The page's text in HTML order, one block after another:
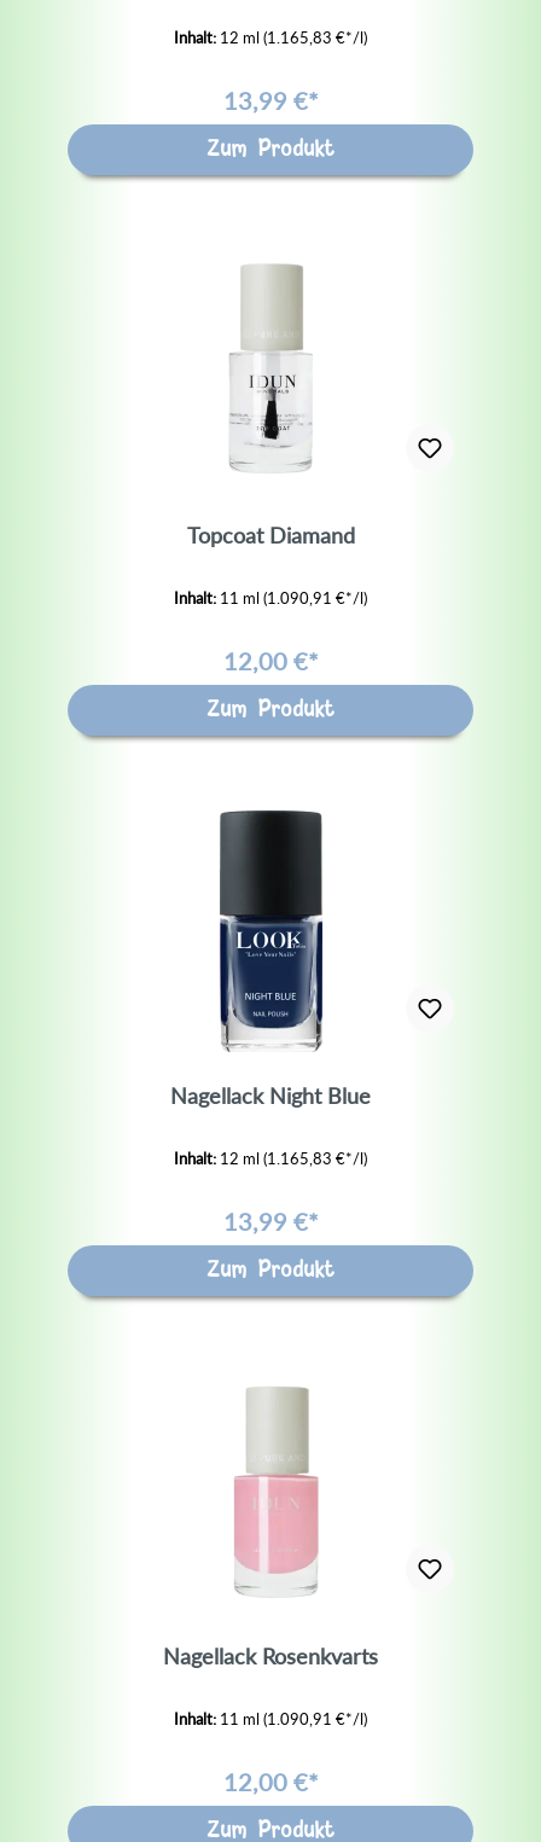
Inhalt: 12 ml(1.165,83 €*/l)
13,99 €*
Zum Produkt
Topcoat Diamand
Inhalt: 11 ml(1.090,91 €*/l)
12,00 €*
Zum Produkt
Nagellack Night Blue
Inhalt: 12 ml(1.165,83 €*/l)
13,99 €*
Zum Produkt
Nagellack Rosenkvarts
Inhalt: 11 ml(1.090,91 €*/l)
12,00 €*
Zum Produkt